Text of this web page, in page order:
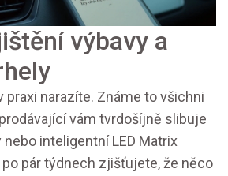
výbavy a
praxi narazíte. Známe to všichni
vám tvrdošíjně slibuje
inteligentní LED Matrix
po pár týdnech zjišťujete, že něco